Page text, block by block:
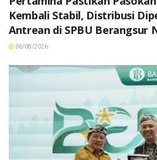
Kembali Stabil, Distribusi
Antrean di SPBU Berangsur
06/08/2026